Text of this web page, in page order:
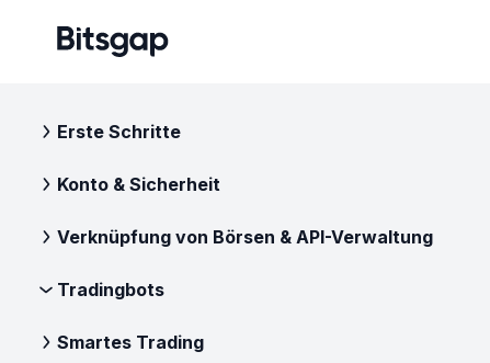
Erste Schritte
Konto & Sicherheit
Verknüpfung von Börsen & API-Verwaltung
Tradingbots
Smartes Trading